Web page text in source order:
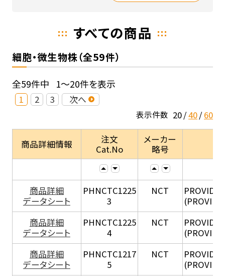
すべての商品
細胞・微生物株（全59件）
全59件中 1～20件を表示
1 2 3 次へ
表示件数 20 40 60
商品詳細情報
注文
Cat.No
メーカー
略号
商品詳細
データシート
PHNCTC1225
3
NCT
商品詳細
データシート
PHNCTC1225
4
NCT
商品詳細
データシート
PHNCTC1217
5
NCT